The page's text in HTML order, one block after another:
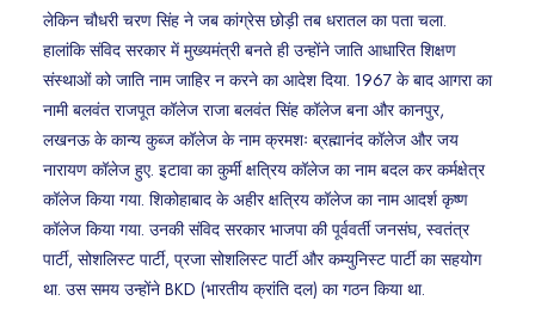
लेकिन चौधरी चरण सिंह ने जब कांग्रेस छोड़ी तब धरातल का पता चला.
हालांकि संविद सरकार में मुख्यमंत्री बनते ही उन्होंने जाति आधारित शिक्षण
संस्थाओं को जाति नाम जाहिर न करने का आदेश दिया. 1967 के बाद आगरा का
नामी बलवंत राजपूत कॉलेज राजा बलवंत सिंह कॉलेज बना और कानपुर,
लखनऊ के कान्य कुब्ज कॉलेज के नाम क्रमशः ब्रह्मानंद कॉलेज और जय
नारायण कॉलेज हुए. इटावा का कुर्मी क्षत्रिय कॉलेज का नाम बदल कर कर्मक्षेत्र
कॉलेज किया गया. शिकोहाबाद के अहीर क्षत्रिय कॉलेज का नाम आदर्श कृष्ण
कॉलेज किया गया. उनकी संविद सरकार भाजपा की पूर्ववर्ती जनसंघ, स्वतंत्र
पार्टी, सोशलिस्ट पार्टी, प्रजा सोशलिस्ट पार्टी और कम्युनिस्ट पार्टी का सहयोग
था. उस समय उन्होंने BKD (भारतीय क्रांति दल) का गठन किया था.